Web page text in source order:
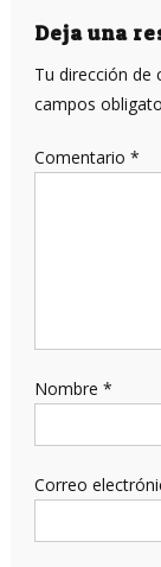
entradas
Deja una
Tu dirección de
campos
Comentario *
Nombre *
Correo